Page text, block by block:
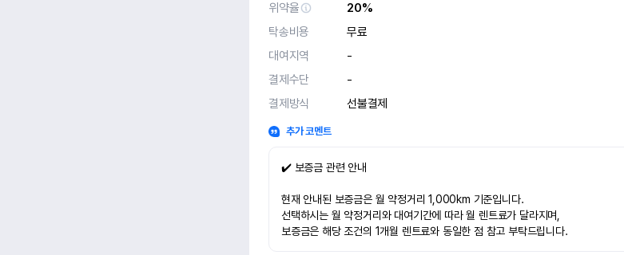
위약율
20%
탁송비용
무료
대여지역
-
결제수단
-
결제방식
선불결제
추가 코멘트
✔️ 보증금 관련 안내
현재 안내된 보증금은 월 약정거리 1,000km 기준입니다.
선택하시는 월 약정거리와 대여기간에 따라 월 렌트료가 달라지며,
보증금은 해당 조건의 1개월 렌트료와 동일한 점 참고 부탁드립니다.